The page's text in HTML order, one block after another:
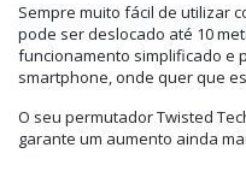
Sempre muito fácil de utilizar
pode ser deslocado até 10
funcionamento simplificado e
smartphone, onde quer que
O seu permutador Twisted
garante um aumento ainda